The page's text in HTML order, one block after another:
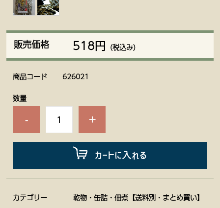
販売価格 518円 （税込み）
商品コード
626021
数量
- +
カートに入れる
カテゴリー 乾物・缶詰・佃煮【送料別・まとめ買い】